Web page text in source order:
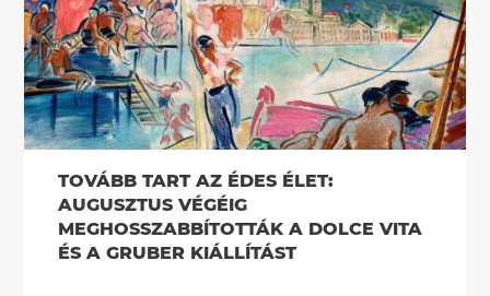
TOVÁBB TART AZ ÉDES ÉLET:
AUGUSZTUS VÉGÉIG
MEGHOSSZABBÍTOTTÁK A DOLCE VITA
ÉS A GRUBER KIÁLLÍTÁST